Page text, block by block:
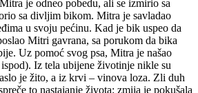
je odneo pobedu, ali se izmirio sa
sa divljim bikom. Mitra je savladao
u svoju pećinu. Kad je bik uspeo da
Mitri gavrana, sa porukom da bika
Uz pomoć svog psa, Mitra je našao
Iz tela ubijene životinje nikle su
je žito, a iz krvi – vinova loza. Zli duh
to nastajanje života: zmija je pokušala